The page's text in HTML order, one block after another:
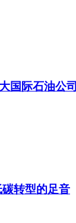
国际石油公司
转型的足音